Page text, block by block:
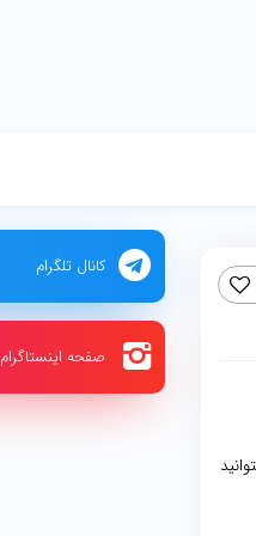
کانال تلگرام
صفحه اینستاگرام